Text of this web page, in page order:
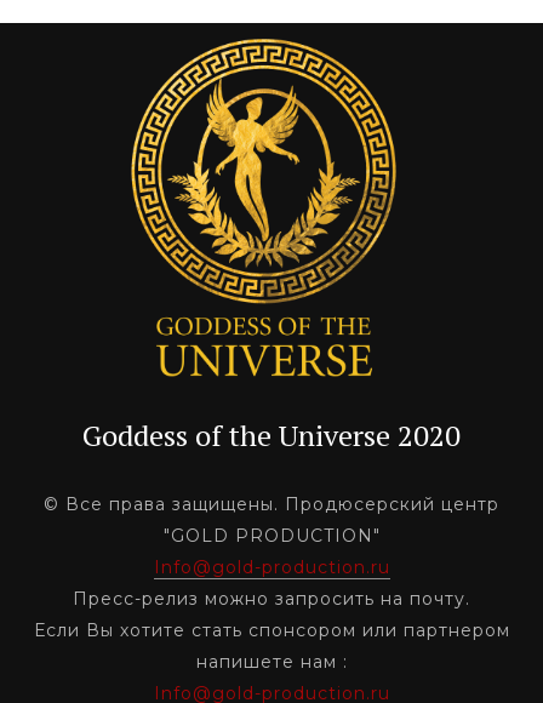
Goddess of the Universe 2020
© Все права защищены. Продюсерский центр
"GOLD PRODUCTION"
Info@gold-production.ru
Пресс-релиз можно запросить на почту.
Если Вы хотите стать спонсором или партнером
напишете нам :
Info@gold-production.ru